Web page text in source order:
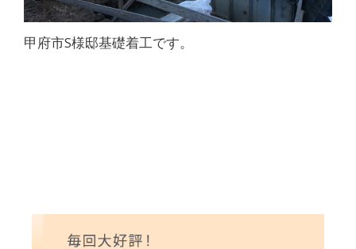
甲府市S様邸基礎着工です。